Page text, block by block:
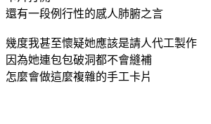
還有一段例行性的感人肺腑之言
幾度我甚至懷疑她應該是請人代工製作
因為她連包包破洞都不會縫補
怎麼會做這麼複雜的手工卡片